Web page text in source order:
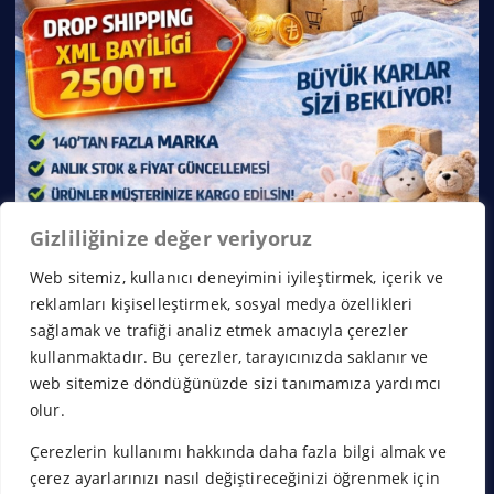
Gizliliğinize değer veriyoruz
Web sitemiz, kullanıcı deneyimini iyileştirmek, içerik ve
reklamları kişiselleştirmek, sosyal medya özellikleri
sağlamak ve trafiği analiz etmek amacıyla çerezler
kullanmaktadır. Bu çerezler, tarayıcınızda saklanır ve
web sitemize döndüğünüzde sizi tanımamıza yardımcı
olur.
Çerezlerin kullanımı hakkında daha fazla bilgi almak ve
çerez ayarlarınızı nasıl değiştireceğinizi öğrenmek için
Copyright © 2026 Franchise Borsası | Powered by